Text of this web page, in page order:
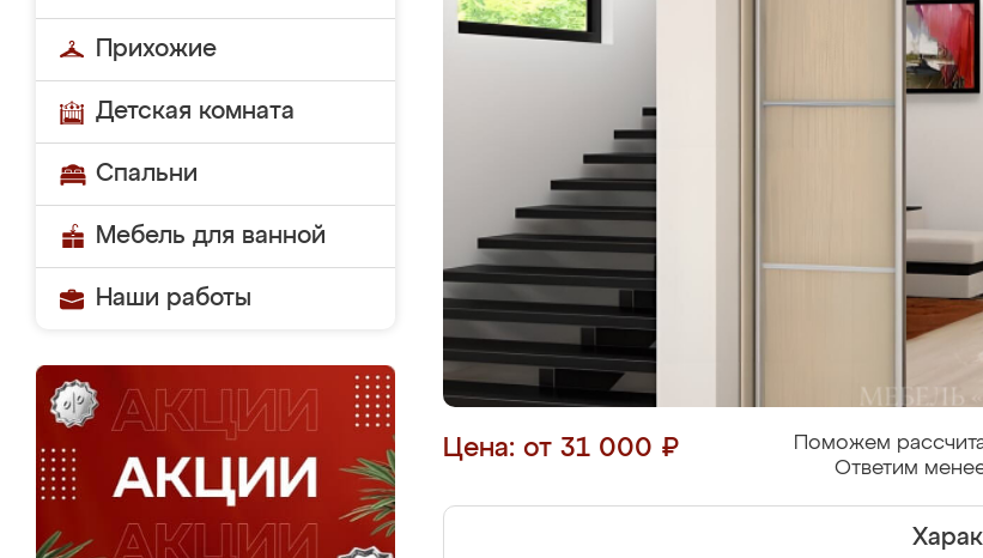
Прихожие
Детская комната
Спальни
Мебель для ванной
Наши работы
Цена: от 31 000 ₽
Поможем
Ответим